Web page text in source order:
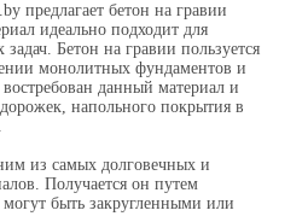
предлагает бетон на гравии
идеально подходит для
Бетон на гравии пользуется
монолитных фундаментов и
данный материал и
напольного покрытияв
из самых долговечных и
Получается он путем
быть закругленными или